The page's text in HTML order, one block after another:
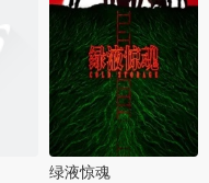
绿液惊魂